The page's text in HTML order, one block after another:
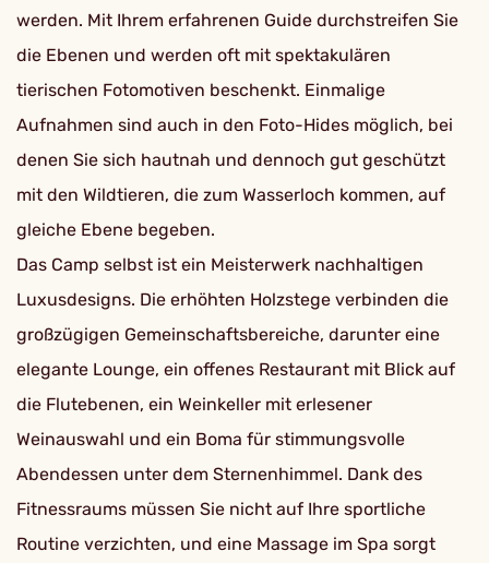
werden. Mit Ihrem erfahrenen Guide durchstreifen Sie
die Ebenen und werden oft mit spektakulären
tierischen Fotomotiven beschenkt. Einmalige
Aufnahmen sind auch in den Foto-Hides möglich, bei
denen Sie sich hautnah und dennoch gut geschützt
mit den Wildtieren, die zum Wasserloch kommen, auf
gleiche Ebene begeben.
Das Camp selbst ist ein Meisterwerk nachhaltigen
Luxusdesigns. Die erhöhten Holzstege verbinden die
großzügigen Gemeinschaftsbereiche, darunter eine
elegante Lounge, ein offenes Restaurant mit Blick auf
die Flutebenen, ein Weinkeller mit erlesener
Weinauswahl und ein Boma für stimmungsvolle
Abendessen unter dem Sternenhimmel. Dank des
Fitnessraums müssen Sie nicht auf Ihre sportliche
Routine verzichten, und eine Massage im Spa sorgt